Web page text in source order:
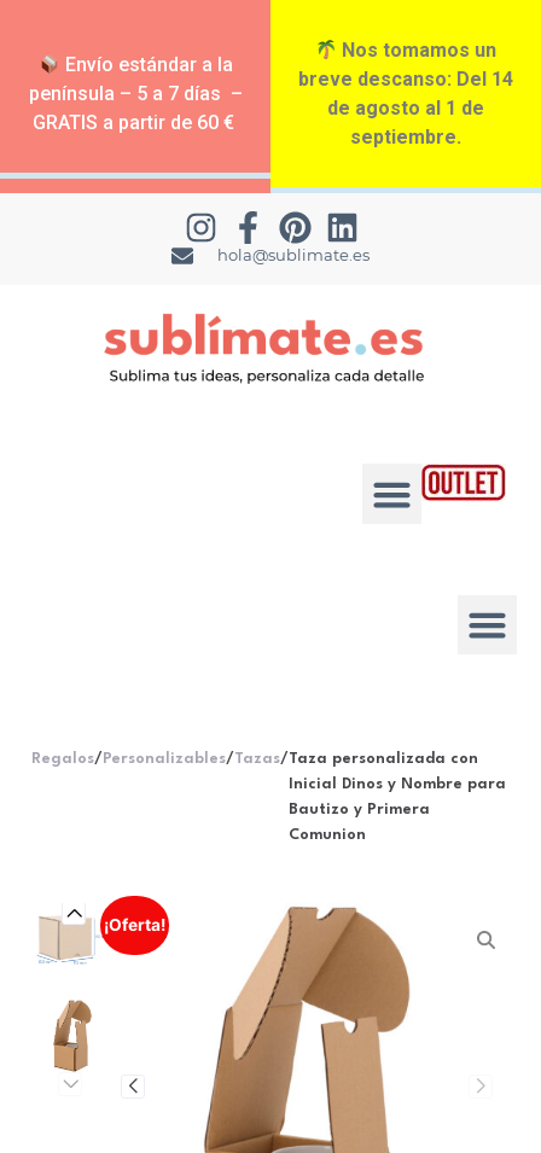
Envío estándar a la
península – 5 a 7 días –
GRATIS a partir de 60 €
Nos tomamos un
breve descanso: Del 14
de agosto al 1 de
septiembre.
hola@sublimate.es
Regalos/ Personalizables/Tazas/Taza personalizada con
Inicial Dinos y Nombre para
Bautizo y Primera
Comunion
¡Oferta!